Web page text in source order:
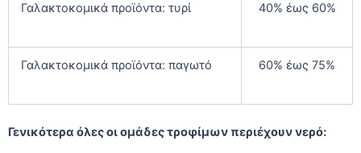
Γαλακτοκομικά προϊόντα: τυρί 40% έως 60%
Γαλακτοκομικά προϊόντα: παγωτό 60% έως 75%
Γενικότερα όλες οι ομάδες τροφίμων περιέχουν νερό: